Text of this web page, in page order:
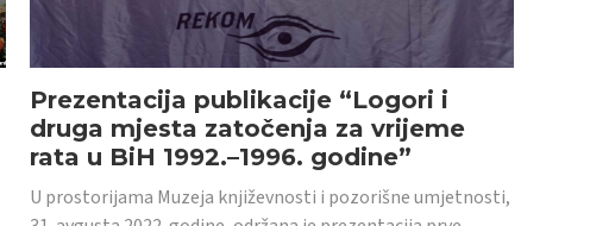
Prezentacija publikacije “Logori i
druga mjesta zatočenja za vrijeme
rata u BiH 1992.–1996. godine”
U prostorijama Muzeja književnosti i pozorišne umjetnosti,